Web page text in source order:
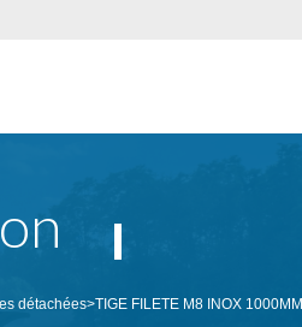
détachées>TIGE FILETE M8 INOX 1000MM